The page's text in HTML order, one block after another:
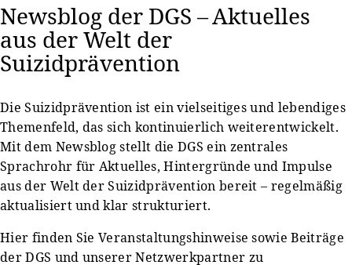
Newsblog der DGS – Aktuelles
aus der Welt der
Suizidprävention
Die Suizidprävention ist ein vielseitiges und lebendiges
Themenfeld, das sich kontinuierlich weiterentwickelt.
Mit dem Newsblog stellt die DGS ein zentrales
Sprachrohr für Aktuelles, Hintergründe und Impulse
aus der Welt der Suizidprävention bereit – regelmäßig
aktualisiert und klar strukturiert.
Hier finden Sie Veranstaltungshinweise sowie Beiträge
der DGS und unserer Netzwerkpartner zu